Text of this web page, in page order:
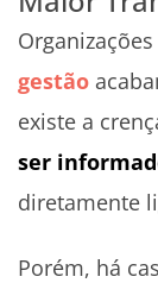
gestão
existe a
ser
diretamente
Porém, há